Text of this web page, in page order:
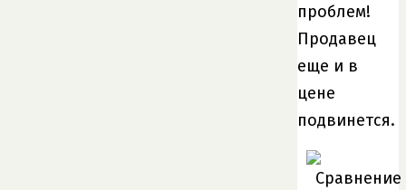
проблем!
Продавец
еще и в
цене
подвинется.